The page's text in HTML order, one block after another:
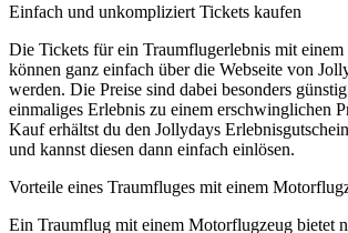
Einfach und unkompliziert Tickets kaufen
Die Tickets für ein Traumflugerlebnis mit
können ganz einfach über die Webseite von
werden. Die Preise sind dabei besonders
einmaliges Erlebnis zu einem erschwinglichen
Kauf erhältst du den Jollydays
und kannst diesen dann einfach einlösen.
Vorteile eines Traumfluges mit einem
Ein Traumflug mit einem Motorflugzeug bietet